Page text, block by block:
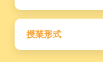
授業形式